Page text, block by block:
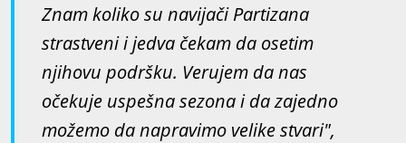
Znam koliko su navijači Partizana
strastveni i jedva čekam da osetim
njihovu podršku. Verujem da nas
očekuje uspešna sezona i da zajedno
možemo da napravimo velike stvari",